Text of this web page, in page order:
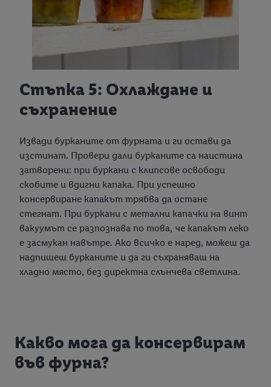
Стъпка 5: Охлаждане и
съхранение
Извади бурканите от фурната и ги остави да
изстинат. Провери дали бурканите са наистина
затворени: при буркани с клипсове освободи
скобите и вдигни капака. При успешно
консервиране капакът трябва да остане
стегнат. При буркани с метални капачки на винт
вакуумът се разпознава по това, че капакът леко
е засмукан навътре. Ако всичко е наред, можеш да
надпишеш бурканите и да ги съхраняваш на
хладно място, без директна слънчева светлина.
Какво мога да консервирам
във фурна?
политика за поверителност.Можете да
намерите правната информация за оператора на сайта